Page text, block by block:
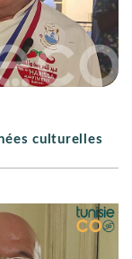
culturelles